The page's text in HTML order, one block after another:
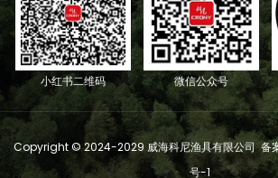
小红书二维码 微信公众号
Copyright © 2024-2029 威海科尼渔具有限公司 备
号-1